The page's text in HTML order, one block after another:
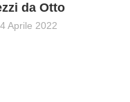
da Otto
4 Aprile 2022